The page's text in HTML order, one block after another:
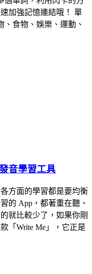
加強記憶連結哦！ 單
、食物、娛樂、運動、
音學習工具
方面的學習都是要均衡
的 App，都著重在聽、
就比較少了，如果你剛
「Write Me」，它正是